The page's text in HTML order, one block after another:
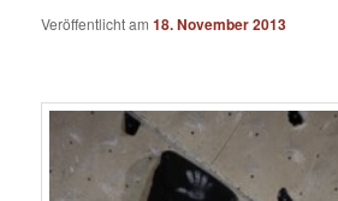
Veröffentlicht am18. November 2013